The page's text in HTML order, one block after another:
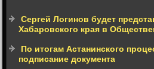
Сергей Логинов будет
Хабаровского края в
По итогам Астанинского
подписание документа